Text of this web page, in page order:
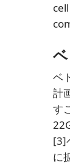
ベ
計
す
[3]
に